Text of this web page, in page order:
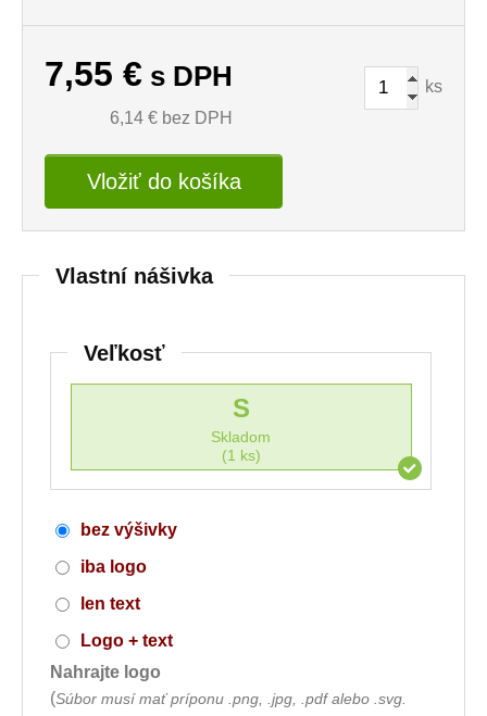
7,55 € s DPH
6,14 € bez DPH
ks
Vložiť do košíka
Vlastní nášivka
Veľkosť
S
Skladom
(1 ks)
bez výšivky
iba logo
len text
Logo + text
Nahrajte logo
(Súbor musí mať príponu .png, .jpg, .pdf alebo .svg.